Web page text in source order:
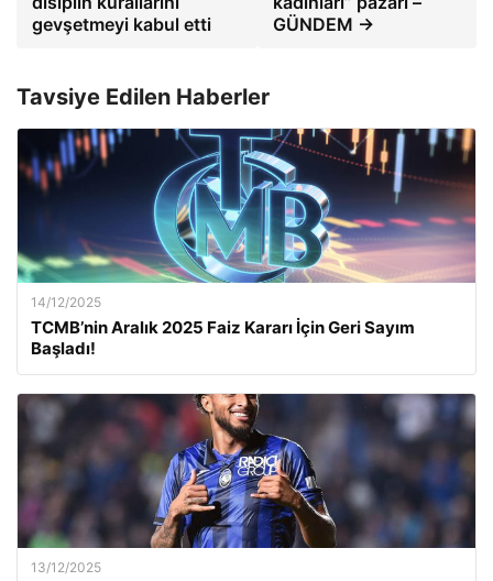
gevşetmeyi kabul etti
GÜNDEM →
Tavsiye Edilen Haberler
14/12/2025
TCMB’nin Aralık 2025 Faiz Kararı İçin Geri Sayım
Başladı!
13/12/2025